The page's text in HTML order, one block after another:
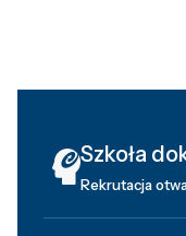
Szkoła
Rekrutacja